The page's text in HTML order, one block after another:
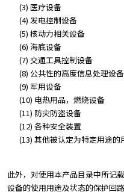
(3) 医疗设备
(4) 发电控制设备
(5) 核动力相关设备
(6) 海底设备
(7) 交通工具控制设备
(8) 公共性的高度信息处理设备
(9) 军用设备
(10) 电热用品，燃烧设备
(11) 防灾防盗设备
(12) 各种安全装置
(13) 其他被认定为特定用途的
此外，对使用本产品目录中所记
设备的使用用途及状态的保护回